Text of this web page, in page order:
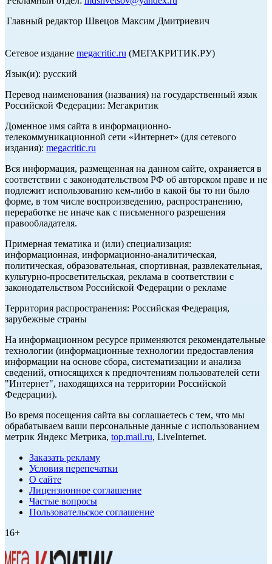
Главный редактор Швецов Максим Дмитриевич
Сетевое издание megacritic.ru (МЕГАКРИТИК.РУ)
Язык(и): русский
Перевод наименования (названия) на государственный язык
Российской Федерации: Мегакритик
Доменное имя сайта в информационно-
телекоммуникационной сети «Интернет» (для сетевого
издания): megacritic.ru
Вся информация, размещенная на данном сайте, охраняется в
соответствии с законодательством РФ об авторском праве и не
подлежит использованию кем-либо в какой бы то ни было
форме, в том числе воспроизведению, распространению,
переработке не иначе как с письменного разрешения
правообладателя.
Примерная тематика и (или) специализация:
информационная, информационно-аналитическая,
политическая, образовательная, спортивная, развлекательная,
культурно-просветительская, реклама в соответствии с
законодательством Российской Федерации о рекламе
Территория распространения: Российская Федерация,
зарубежные страны
На информационном ресурсе применяются рекомендательные
технологии (информационные технологии предоставления
информации на основе сбора, систематизации и анализа
сведений, относящихся к предпочтениям пользователей сети
"Интернет", находящихся на территории Российской
Федерации).
Во время посещения сайта вы соглашаетесь с тем, что мы
обрабатываем ваши персональные данные с использованием
метрик Яндекс Метрика, top.mail.ru, LiveInternet.
Заказать рекламу
Условия перепечатки
О сайте
Лицензионное соглашение
Частые вопросы
Пользовательское соглашение
16+